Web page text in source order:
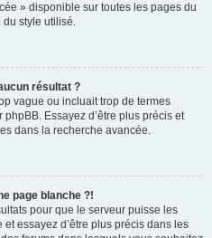
» disponible sur toutes les pages du
du style utilisé.
résultat ?
vague ou incluait trop de termes
Essayez d’être plus précis et
dans la recherche avancée.
page blanche ?!
pour que le serveur puisse les
essayez d’être plus précis dans les